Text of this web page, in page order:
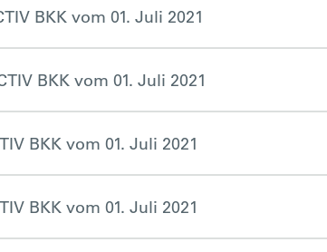
BKK vom 01. Juli 2021
BKK vom 01. Juli 2021
BKK vom 01. Juli 2021
BKK vom 01. Juli 2021